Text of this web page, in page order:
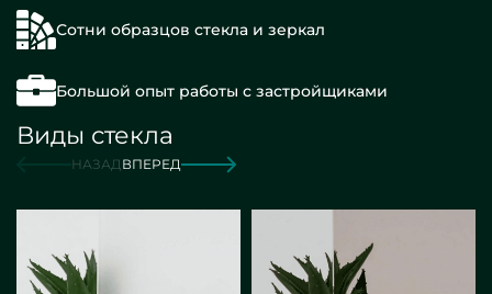
Сотни образцов стекла и зеркал
Большой опыт работы с застройщиками
Виды стекла
НАЗАДВПЕРЕД